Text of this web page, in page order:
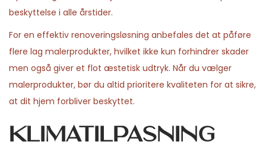
beskyttelse i alle årstider.
For en effektiv renoveringsløsning anbefales det at påføre
flere lag malerprodukter, hvilket ikke kun forhindrer skader
men også giver et flot æstetisk udtryk. Når du vælger
malerprodukter, bør du altid prioritere kvaliteten for at sikre,
at dit hjem forbliver beskyttet.
Klimatilpasning